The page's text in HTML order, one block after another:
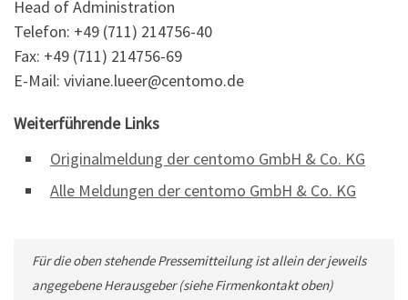
Head of Administration
Telefon: +49 (711) 214756-40
Fax: +49 (711) 214756-69
E-Mail: viviane.lueer@centomo.de
Weiterführende Links
Originalmeldung der centomo GmbH & Co. KG
Alle Meldungen der centomo GmbH & Co. KG
Für die oben stehende Pressemitteilung ist allein der jeweils
angegebene Herausgeber (siehe Firmenkontakt oben)